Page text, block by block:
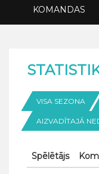
KOMANDAS
VISA SEZONA
AIZVADĪTAJĀ
Spēlētājs